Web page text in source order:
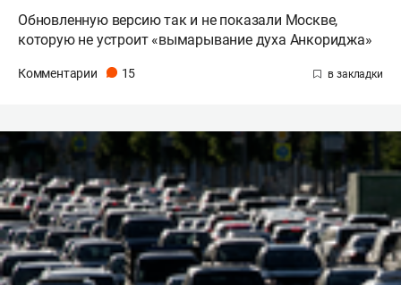
Обновленную версию так и не показали Москве,
которую не устроит «вымарывание духа Анкориджа»
Комментарии 15